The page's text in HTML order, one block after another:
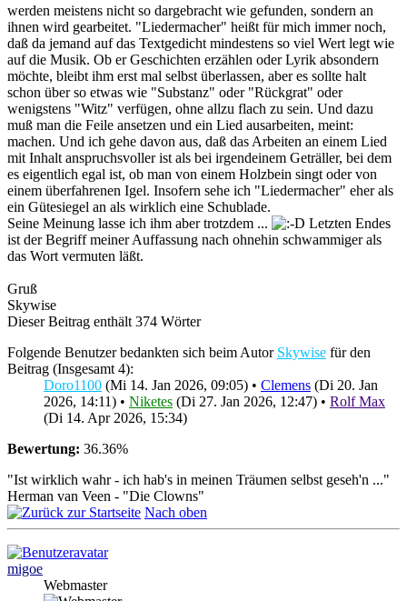
werden meistens nicht so dargebracht wie gefunden, sondern an
ihnen wird gearbeitet. "Liedermacher" heißt für mich immer noch,
daß da jemand auf das Textgedicht mindestens so viel Wert legt wie
auf die Musik. Ob er Geschichten erzählen oder Lyrik absondern
möchte, bleibt ihm erst mal selbst überlassen, aber es sollte halt
schon über so etwas wie "Substanz" oder "Rückgrat" oder
wenigstens "Witz" verfügen, ohne allzu flach zu sein. Und dazu
muß man die Feile ansetzen und ein Lied ausarbeiten, meint:
machen. Und ich gehe davon aus, daß das Arbeiten an einem Lied
mit Inhalt anspruchsvoller ist als bei irgendeinem Geträller, bei dem
es eigentlich egal ist, ob man von einem Holzbein singt oder von
einem überfahrenen Igel. Insofern sehe ich "Liedermacher" eher als
ein Gütesiegel an als wirklich eine Schublade.
Seine Meinung lasse ich ihm aber trotzdem ...
Letzten Endes
ist der Begriff meiner Auffassung nach ohnehin schwammiger als
das Wort vermuten läßt.
Gruß
Skywise
Dieser Beitrag enthält 374 Wörter
Folgende Benutzer bedankten sich beim Autor Skywise für den
Beitrag (Insgesamt 4):
Doro1100 (Mi 14. Jan 2026, 09:05) • Clemens (Di 20. Jan
2026, 14:11) • Niketes (Di 27. Jan 2026, 12:47) • Rolf Max
(Di 14. Apr 2026, 15:34)
Bewertung: 36.36%
"Ist wirklich wahr - ich hab's in meinen Träumen selbst geseh'n ..."
Herman van Veen - "Die Clowns"
Nach oben
migoe
Webmaster